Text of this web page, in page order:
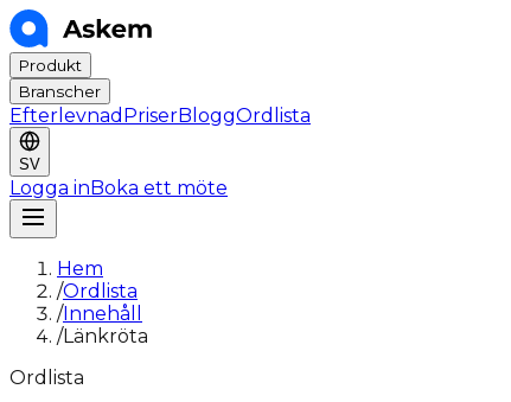
Produkt
Branscher
Efterlevnad PriserBloggOrdlista
SV
Logga inBoka ett möte
Hem
/Ordlista
/Innehåll
/Länkröta
Ordlista